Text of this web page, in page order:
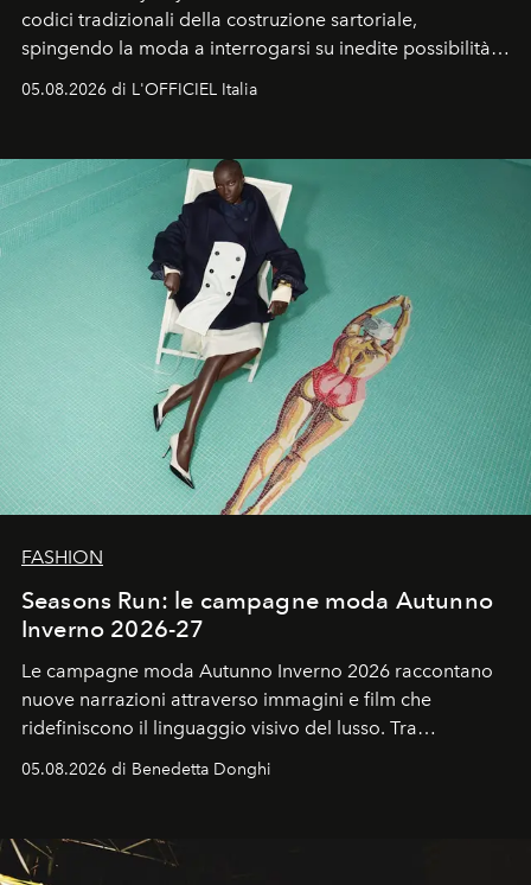
codici tradizionali della costruzione sartoriale,
spingendo la moda a interrogarsi su inedite possibilità
un’impronta indelebile nella storia della moda.
05.08.2026 di L'OFFICIEL Italia
FASHION
Seasons Run: le campagne moda Autunno
Inverno 2026-27
Le campagne moda Autunno Inverno 2026 raccontano
nuove narrazioni attraverso immagini e film che
ridefiniscono il linguaggio visivo del lusso. Tra
contemporanea e storytelling d'autore, le maison
di esprimere identità, visione e desiderio.
05.08.2026 di Benedetta Donghi